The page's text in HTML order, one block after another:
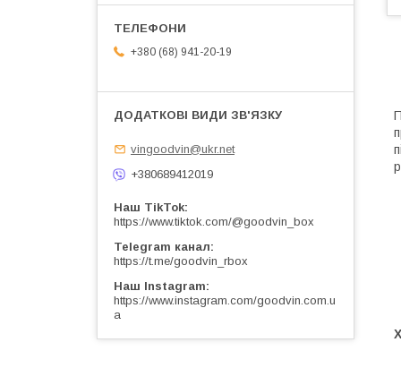
+380 (68) 941-20-19
vingoodvin@ukr.net
+380689412019
Наш TikTok
https://www.tiktok.com/@goodvin_box
Telegram канал
https://t.me/goodvin_rbox
Наш Instagram
https://www.instagram.com/goodvin.com.u
a